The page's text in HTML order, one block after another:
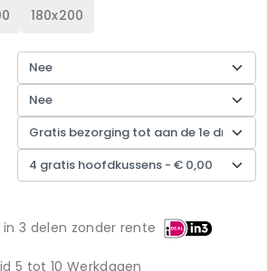
180x200
in 3 delen zonder rente
5 tot 10 Werkdagen